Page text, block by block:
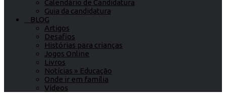
Calendário de Candidatura
Guia da candidatura
BLOG
Artigos
Desafios
Histórias para crianças
Jogos Online
Livros
Notícias » Educação
Onde ir em família
Vídeos